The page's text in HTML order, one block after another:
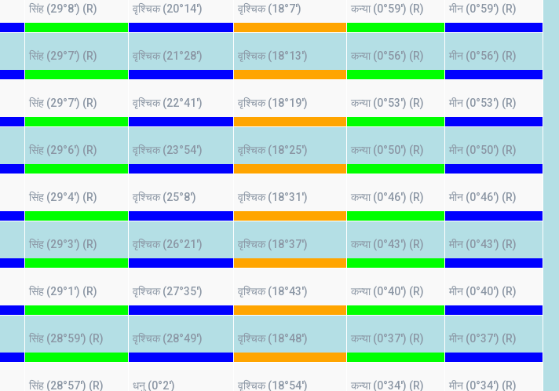
सिंह (29°8') (R) वृश्चिक (20°14') वृश्चिक (18°7') कन्या (0°59') (R) मीन (0°59') (R)
सिंह (29°7') (R) वृश्चिक (21°28') वृश्चिक (18°13') कन्या (0°56') (R) मीन (0°56') (R)
सिंह (29°7') (R) वृश्चिक (22°41') वृश्चिक (18°19') कन्या (0°53') (R) मीन (0°53') (R)
सिंह (29°6') (R) वृश्चिक (23°54') वृश्चिक (18°25') कन्या (0°50') (R) मीन (0°50') (R)
सिंह (29°4') (R) वृश्चिक (25°8') वृश्चिक (18°31') कन्या (0°46') (R) मीन (0°46') (R)
सिंह (29°3') (R) वृश्चिक (26°21') वृश्चिक (18°37') कन्या (0°43') (R) मीन (0°43') (R)
सिंह (29°1') (R) वृश्चिक (27°35') वृश्चिक (18°43') कन्या (0°40') (R) मीन (0°40') (R)
सिंह (28°59') (R) वृश्चिक (28°49') वृश्चिक (18°48') कन्या (0°37') (R) मीन (0°37') (R)
सिंह (28°57') (R) धनु (0°2') वृश्चिक (18°54') कन्या (0°34') (R) मीन (0°34') (R)